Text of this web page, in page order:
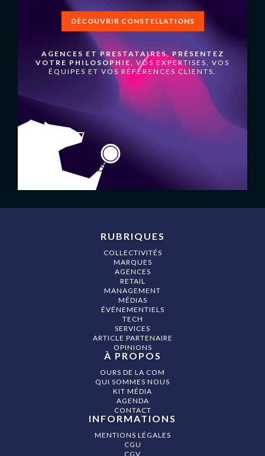
DÉCOUVRIR CONSTELLATIONS
AGENCES ET PRESTATAIRES, PRÉSENTEZ
VOTRE PHILOSOPHIE,VOS EXPERTISES, VOS
ÉQUIPES ET VOS RÉFÉRENCES CLIENTS.
RUBRIQUES
COLLECTIVITÉS
MARQUES
AGENCES
RETAIL
MANAGEMENT
MÉDIAS
ÉVÉNEMENTIELS
TECH
SERVICES
ARTICLE PARTENAIRE
OPINIONS
À PROPOS
OURS DE LA COM
QUI SOMMES NOUS
KIT MÉDIA
AGENDA
CONTACT
INFORMATIONS
MENTIONS LÉGALES
CGU
CGV